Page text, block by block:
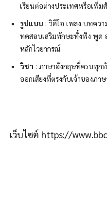
เรียนต่อต่างประเทศหรือเพิ่
รูปแบบ : วิดีโอ เพลง บทคว
ทดสอบเสริมทักษะทั้งฟัง พูด
หลักไวยากรณ์
วิชา : ภาษาอังกฤษที่ครบทุก
ออกเสียงที่ตรงกับเจ้าของภาษ
เว็บไซต์ https://